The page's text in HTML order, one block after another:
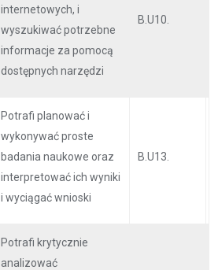
internetowych, i
wyszukiwać potrzebne
informacje za pomocą
dostępnych narzędzi
B.U10.
Potrafi planować i
wykonywać proste
badania naukowe oraz
interpretować ich wyniki
i wyciągać wnioski
B.U13.
Potrafi krytycznie
analizować